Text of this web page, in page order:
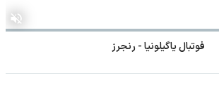
فوتبال یاگیلونیا - رنجرز